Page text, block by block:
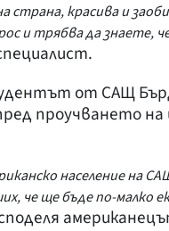
страна, красива и
и трябва да знаете,
от САЩ
проучването
население на
че ще бъде по-